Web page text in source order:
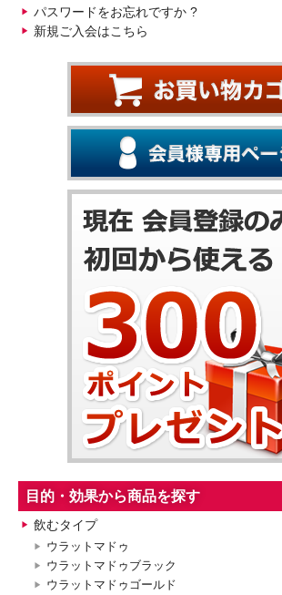
パスワードをお忘れですか ?
新規ご入会はこちら
目的・効果から商品を探す
飲むタイプ
ウラットマドゥ
ウラットマドゥブラック
ウラットマドゥゴールド